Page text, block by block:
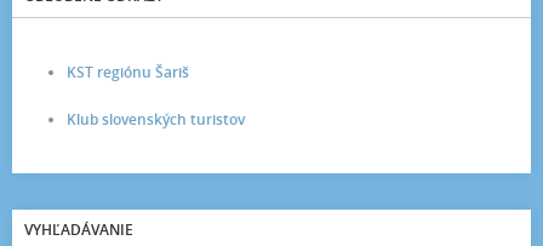
KST regiónu Šariš
Klub slovenských turistov
VYHĽADÁVANIE